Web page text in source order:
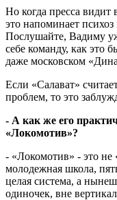
Но когда пресса видит
это напоминает
Послушайте, Вадиму
себе команду, как это
даже московском
Если «Салават»
проблем, то это
- А как же его
«Локомотив»?
- «Локомотив» - это
молодежная школа,
целая система, а
одиночек, вне